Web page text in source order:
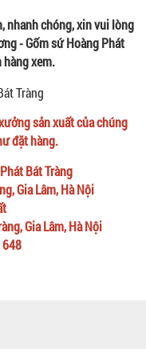
nhanh chóng, xin vui lòng
- Gốm sứ Hoàng Phát
xem.
sản xuất của chúng
đặt hàng.
Bát Tràng
Gia Lâm, Hà Nội
Gia Lâm, Hà Nội